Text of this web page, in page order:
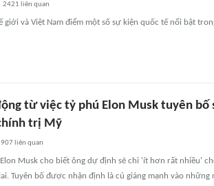
2421 liên quan
giới và Việt Nam điểm một số sự kiện quốc tế nổi bật
từ việc tỷ phú Elon Musk tuyên
trị Mỹ
907 liên quan
Musk cho biết ông dự định sẽ chi 'ít hơn rất nhiều'
Tuyên bố được nhận định là cú giáng mạnh vào